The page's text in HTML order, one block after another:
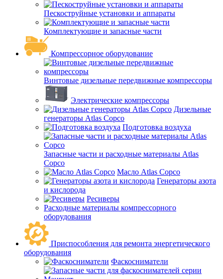
Пескоструйные установки и аппараты
Комплектующие и запасные части
Компрессорное оборудование
Винтовые дизельные передвижные компрессоры
Электрические компрессоры
Дизельные
генераторы Atlas Copco
Подготовка воздуха
Запасные части и расходные материалы Atlas
Copco
Масло Atlas Copco
Генераторы азота
и кислорода
Ресиверы
Расходные материалы компрессорного
оборудования
Приспособления для ремонта энергетического
оборудования
Фаскосниматели